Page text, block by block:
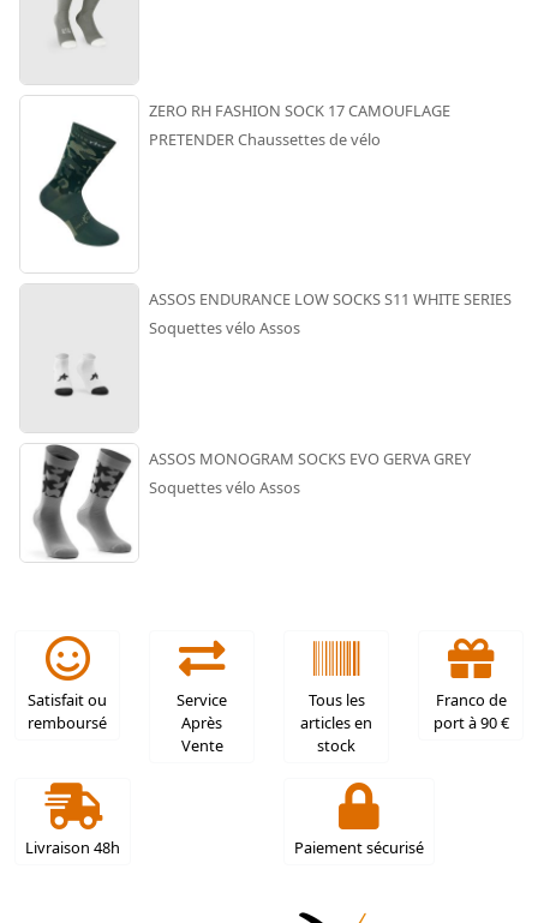
ZERO RH FASHION SOCK 17 CAMOUFLAGE
PRETENDER Chaussettes de vélo
ASSOS ENDURANCE LOW SOCKS S11 WHITE SERIES
Soquettes vélo Assos
ASSOS MONOGRAM SOCKS EVO GERVA GREY
Soquettes vélo Assos
Satisfait ou
remboursé
Service
Après
Vente
Tous les
articles en
stock
Franco de
port à 90 €
Livraison 48h Paiement sécurisé